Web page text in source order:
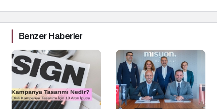
Benzer Haberler